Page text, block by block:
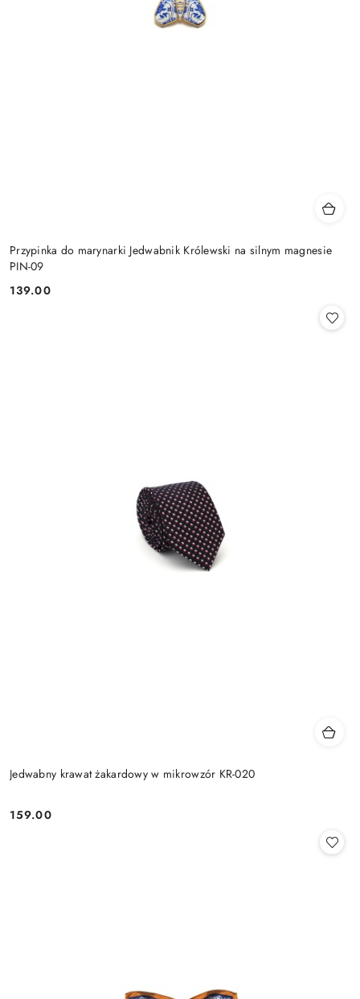
Przypinka do marynarki Jedwabnik Królewski na silnym magnesie
PIN-09
Cena:
139.00
Jedwabny krawat żakardowy w mikrowzór KR-020
Cena:
159.00